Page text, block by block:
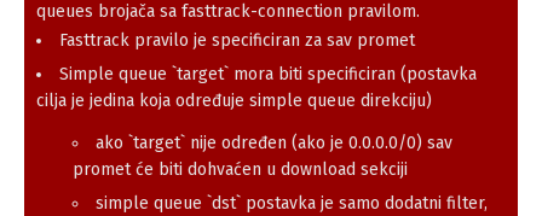
queues brojača sa fasttrack-connection pravilom.
Fasttrack pravilo je specificiran za sav promet
Simple queue `target` mora biti specificiran (postavka
cilja je jedina koja određuje simple queue direkciju)
ako `target` nije određen (ako je 0.0.0.0/0) sav
promet će biti dohvaćen u download sekciji
simple queue `dst` postavka je samo dodatni filter,